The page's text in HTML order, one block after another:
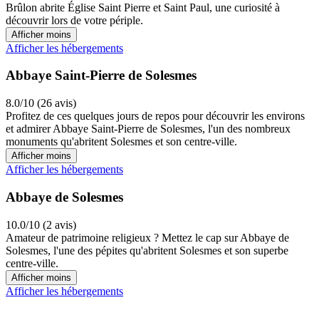
Brûlon abrite Église Saint Pierre et Saint Paul, une curiosité à
découvrir lors de votre périple.
Afficher moins
Afficher les hébergements
Abbaye Saint-Pierre de Solesmes
8.0/10 (26 avis)
Profitez de ces quelques jours de repos pour découvrir les environs
et admirer Abbaye Saint-Pierre de Solesmes, l'un des nombreux
monuments qu'abritent Solesmes et son centre-ville.
Afficher moins
Afficher les hébergements
Abbaye de Solesmes
10.0/10 (2 avis)
Amateur de patrimoine religieux ? Mettez le cap sur Abbaye de
Solesmes, l'une des pépites qu'abritent Solesmes et son superbe
centre-ville.
Afficher moins
Afficher les hébergements